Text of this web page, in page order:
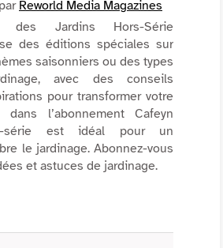
Reworld Media Magazines
des Jardins Hors-Série
des éditions spéciales sur
saisonniers ou des types
avec des conseils
pour transformer votre
l’abonnement Cafeyn
série est idéal pour un
le jardinage. Abonnez-vous
et astuces de jardinage.